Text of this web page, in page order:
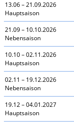
13.06 – 21.09.2026
Hauptsaison
21.09 – 10.10.2026
Nebensaison
10.10 – 02.11.2026
Hauptsaison
02.11 – 19.12.2026
Nebensaison
19.12 – 04.01.2027
Hauptsaison